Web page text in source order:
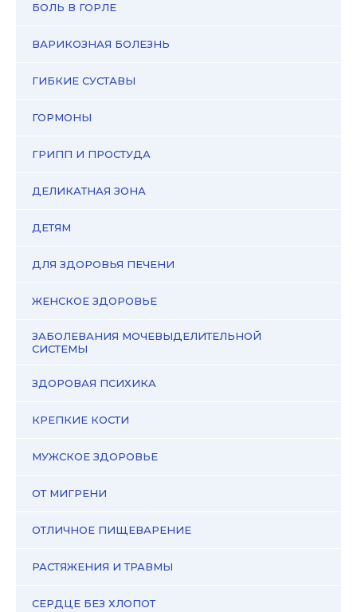
БОЛЬ В ГОРЛЕ
ВАРИКОЗНАЯ БОЛЕЗНЬ
ГИБКИЕ СУСТАВЫ
ГОРМОНЫ
ГРИПП И ПРОСТУДА
ДЕЛИКАТНАЯ ЗОНА
ДЕТЯМ
ДЛЯ ЗДОРОВЬЯ ПЕЧЕНИ
ЖЕНСКОЕ ЗДОРОВЬЕ
ЗАБОЛЕВАНИЯ МОЧЕВЫДЕЛИТЕЛЬНОЙ
СИСТЕМЫ
ЗДОРОВАЯ ПСИХИКА
КРЕПКИЕ КОСТИ
МУЖСКОЕ ЗДОРОВЬЕ
ОТ МИГРЕНИ
ОТЛИЧНОЕ ПИЩЕВАРЕНИЕ
РАСТЯЖЕНИЯ И ТРАВМЫ
СЕРДЦЕ БЕЗ ХЛОПОТ